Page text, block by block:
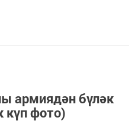
армиядән бүләк
күп фото)